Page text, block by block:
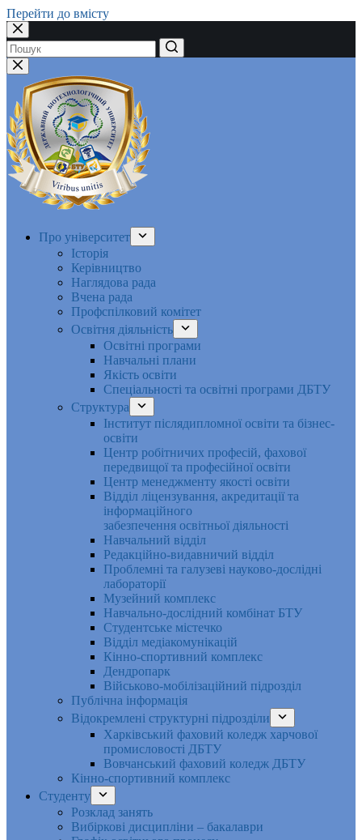
Перейти до вмісту
Немає
результатів
Про університет
Історія
Керівництво
Наглядова рада
Вчена рада
Профспілковий комітет
Освітня діяльність
Освітні програми
Навчальні плани
Якість освіти
Спеціальності та освітні програми ДБТУ
Структура
Інститут післядипломної освіти та бізнес-
освіти
Центр робітничих професій, фахової
передвищої та професійної освіти
Центр менеджменту якості освіти
Відділ ліцензування, акредитації та
інформаційного
забезпечення освітньої діяльності
Навчальний відділ
Редакційно-видавничий відділ
Проблемні та галузеві науково-дослідні
лабораторії
Музейний комплекс
Навчально-дослідний комбінат БТУ
Студентське містечко
Відділ медіакомунікацій
Кінно-спортивний комплекс
Дендропарк
Військово-мобілізаційний підрозділ
Публічна інформація
Відокремлені структурні підрозділи
Харківський фаховий коледж харчової
промисловості ДБТУ
Вовчанський фаховий коледж ДБТУ
Кінно-спортивний комплекс
Студенту
Розклад занять
Вибіркові дисципліни – бакалаври